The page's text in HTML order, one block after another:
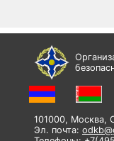
101000, Москва,
Эл. почта: